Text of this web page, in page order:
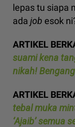
lepas tu siapa
ada job esok
ARTIKEL
suami kena
nikah!
ARTIKEL
tebal muka
‘Ajaib’ semua